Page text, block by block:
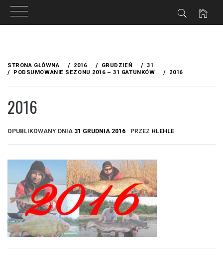
treści
STRONA GŁÓWNA 2016 GRUDZIEŃ
31
PODSUMOWANIE SEZONU 2016 – 31 GATUNKÓW
2016
2016
OPUBLIKOWANY DNIA 31 GRUDNIA 2016 PRZEZ HLEHLE